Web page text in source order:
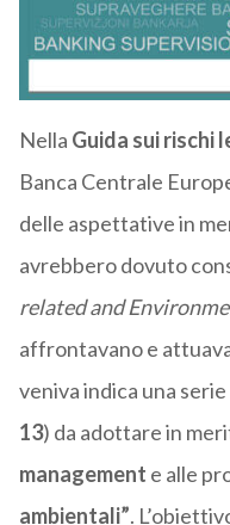
Nella Guida sui rischi
Banca Centrale
delle aspettative in
avrebbero dovuto
related and
affrontavano e
veniva indica una
13) da adottare in
management e alle
ambientali”.